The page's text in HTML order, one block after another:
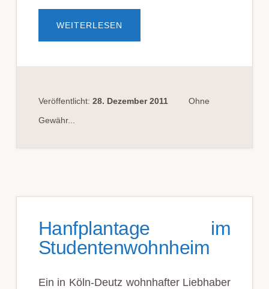
WEITERLESEN
BEGINNT
GERINGE
G
Veröffentlicht: 28. Dezember 2011
Ohne
Gewähr...
Hanfplantage im
Studentenwohnheim
Ein in Köln-Deutz wohnhafter Liebhaber